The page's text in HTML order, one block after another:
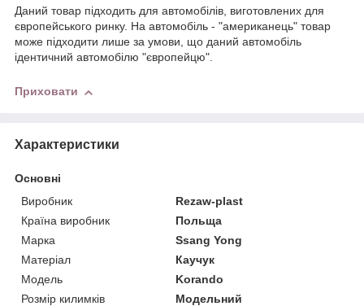
Даний товар підходить для автомобілів, виготовлених для
європейського ринку. На автомобіль - "американець" товар
може підходити лише за умови, що даний автомобіль
ідентичний автомобілю "європейцю".
Приховати
Характеристики
Основні
Виробник
Rezaw-plast
Країна виробник
Польща
Марка
Ssang Yong
Матеріал
Каучук
Модель
Korando
Розмір килимків
Модельний